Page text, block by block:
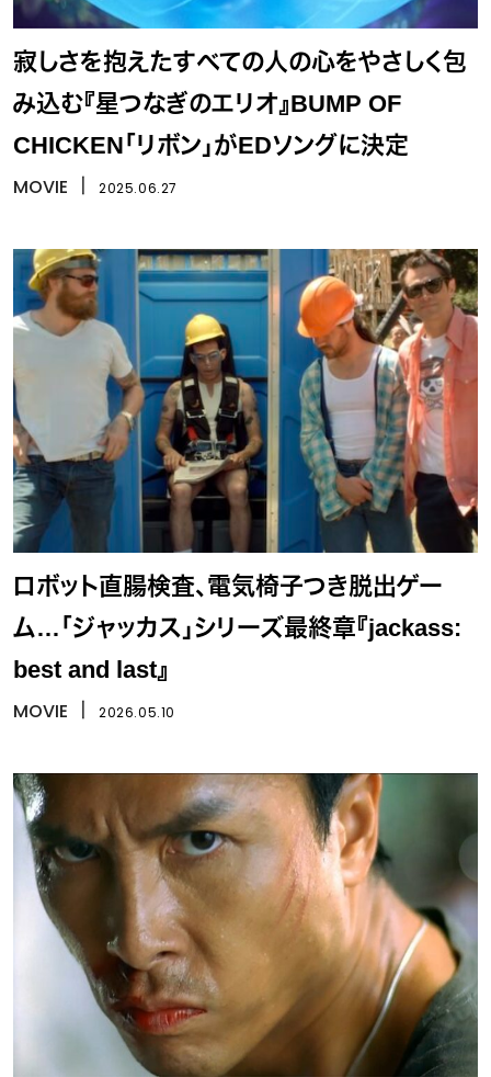
寂しさを抱えたすべての人の心をやさしく包
み込む『星つなぎのエリオ』BUMP OF
CHICKEN「リボン」がEDソングに決定
MOVIE 2025.06.27
ロボット直腸検査、電気椅子つき脱出ゲー
ム…「ジャッカス」シリーズ最終章『jackass:
best and last』
MOVIE 2026.05.10